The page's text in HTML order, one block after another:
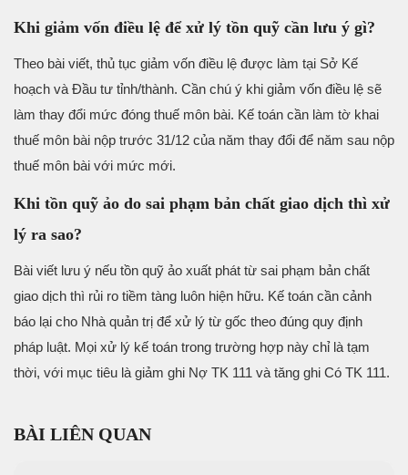
Khi giảm vốn điều lệ để xử lý tồn quỹ cần lưu ý gì?
Theo bài viết, thủ tục giảm vốn điều lệ được làm tại Sở Kế
hoạch và Đầu tư tỉnh/thành. Cần chú ý khi giảm vốn điều lệ sẽ
làm thay đổi mức đóng thuế môn bài. Kế toán cần làm tờ khai
thuế môn bài nộp trước 31/12 của năm thay đổi để năm sau nộp
thuế môn bài với mức mới.
Khi tồn quỹ ảo do sai phạm bản chất giao dịch thì xử
lý ra sao?
Bài viết lưu ý nếu tồn quỹ ảo xuất phát từ sai phạm bản chất
giao dịch thì rủi ro tiềm tàng luôn hiện hữu. Kế toán cần cảnh
báo lại cho Nhà quản trị để xử lý từ gốc theo đúng quy định
pháp luật. Mọi xử lý kế toán trong trường hợp này chỉ là tạm
thời, với mục tiêu là giảm ghi Nợ TK 111 và tăng ghi Có TK 111.
BÀI LIÊN QUAN